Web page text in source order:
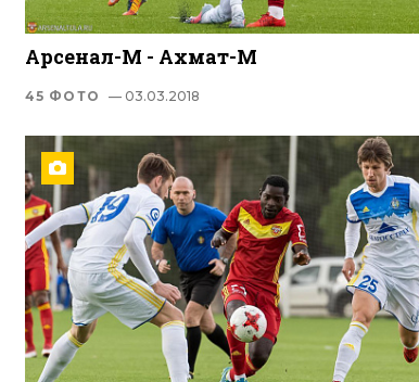
Арсенал-М - Ахмат-М
45 ФОТО — 03.03.2018